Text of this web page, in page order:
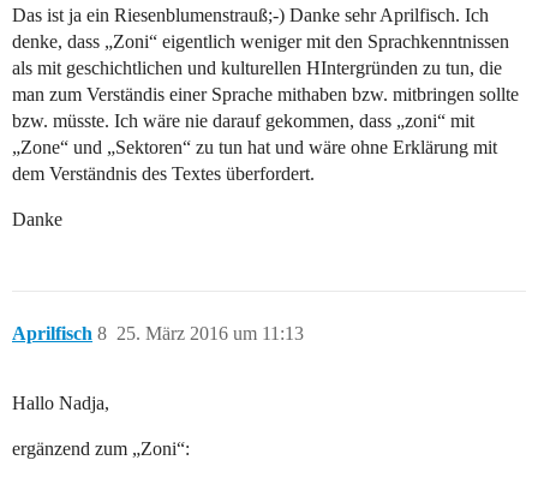
Das ist ja ein Riesenblumenstrauß;-) Danke sehr Aprilfisch. Ich
denke, dass „Zoni“ eigentlich weniger mit den Sprachkenntnissen
als mit geschichtlichen und kulturellen HIntergründen zu tun, die
man zum Verständis einer Sprache mithaben bzw. mitbringen sollte
bzw. müsste. Ich wäre nie darauf gekommen, dass „zoni“ mit
„Zone“ und „Sektoren“ zu tun hat und wäre ohne Erklärung mit
dem Verständnis des Textes überfordert.
Danke
Aprilfisch 25. März 2016 um 11:13
8
Hallo Nadja,
ergänzend zum „Zoni“: